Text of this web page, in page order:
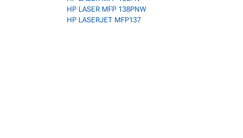
HP LASER MFP 138PNW
HP LASERJET MFP137